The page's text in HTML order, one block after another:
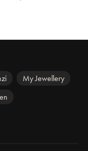
My Jewellery